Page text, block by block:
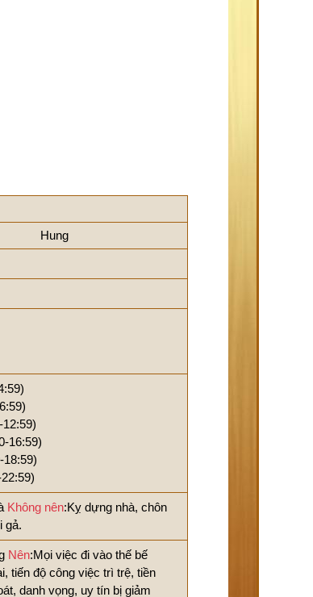
Hung
12:59)
16:59)
18:59)
Không nên:Kỵ dựng nhà, chôn
gả.
Nên:Mọi việc đi vào thế bế
tiến độ công việc trì trệ, tiền
danh vọng, uy tín bị giảm